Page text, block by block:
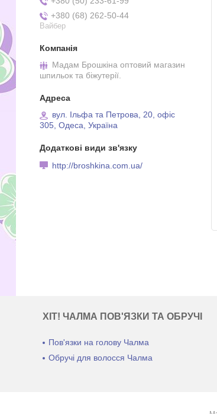
+380 (68) 262-50-44
Вайбер
Мадам Брошкіна оптовий магазин
шпильок та біжутерії.
вул. Ільфа та Петрова, 20, офіс
305, Одеса, Україна
http://broshkina.com.ua/
ХІТ! ЧАЛМА ПОВ'ЯЗКИ ТА ОБРУЧІ
Пов'язки на голову Чалма
Обручі для волосся Чалма